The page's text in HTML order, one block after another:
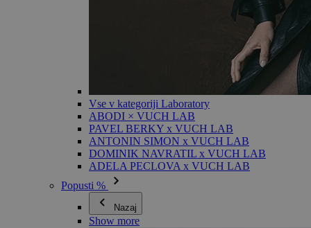
Vse v kategoriji Laboratory
ABODI × VUCH LAB
PAVEL BERKY x VUCH LAB
ANTONIN SIMON x VUCH LAB
DOMINIK NAVRATIL x VUCH LAB
ADELA PECLOVA x VUCH LAB
Popusti %
Nazaj
Show more